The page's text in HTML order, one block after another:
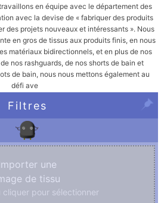
en équipe avec le département des
avec la devise de « fabriquer des produits
des projets nouveaux et intéressants ». Nous
en gros de tissus aux produits finis, en nous
matériaux bidirectionnels, et en plus de nos
nos rashguards, de nos shorts de bain et
de bain, nous nous mettons également au
défi ave
Filtres
une
de tissu
cliquer pour sélectionner